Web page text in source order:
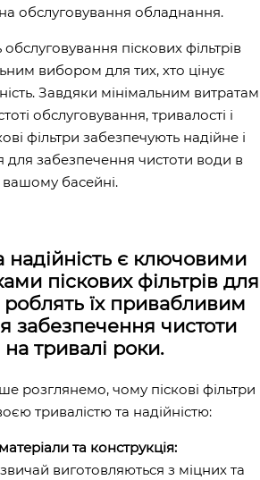
обслуговування обладнання.
обслуговування піскових фільтрів
вибором для тих, хто цінує
Завдяки мінімальним витратам
обслуговування, тривалості і
фільтри забезпечують надійне і
для забезпечення чистоти води в
вашому басейні.
надійність є ключовими
піскових фільтрів для
роблять їх привабливим
забезпечення чистоти
тривалі роки.
розглянемо, чому піскові фільтри
тривалістю та надійністю:
та конструкція:
виготовляються з міцних та